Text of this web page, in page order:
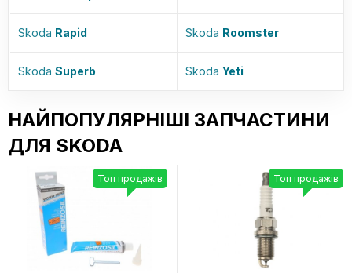
Skoda Rapid Skoda Roomster
Skoda Superb Skoda Yeti
НАЙПОПУЛЯРНІШІ ЗАПЧАСТИНИ
ДЛЯ SKODA
Топ продажів Топ продажів